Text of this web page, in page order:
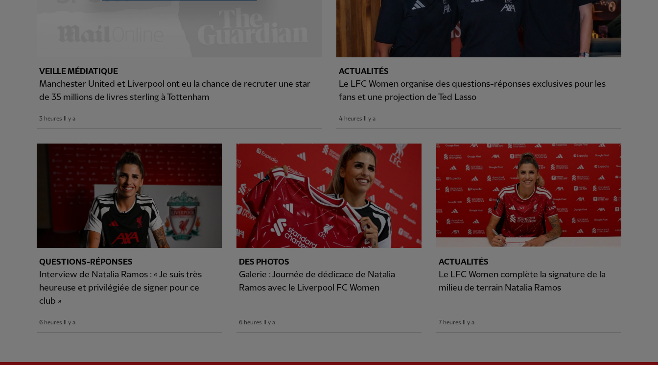
VEILLE MÉDIATIQUE
Manchester United et Liverpool ont eu la chance de recruter une star
de 35 millions de livres sterling à Tottenham
3 heures Il y a
ACTUALITÉS
Le LFC Women organise des questions-réponses exclusives pour les
fans et une projection de Ted Lasso
4 heures Il y a
QUESTIONS-RÉPONSES
Interview de Natalia Ramos : « Je suis très
heureuse et privilégiée de signer pour ce
club »
6 heures Il y a
DES PHOTOS
Galerie : Journée de dédicace de Natalia
Ramos avec le Liverpool FC Women
6 heures Il y a
ACTUALITÉS
Le LFC Women complète la signature de la
milieu de terrain Natalia Ramos
7 heures Il y a